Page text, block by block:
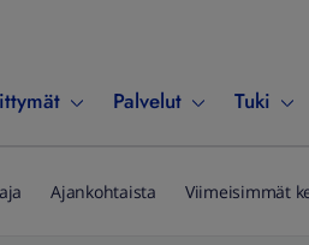
Palvelut Tuki
Ajankohtaista Viimeisimmät